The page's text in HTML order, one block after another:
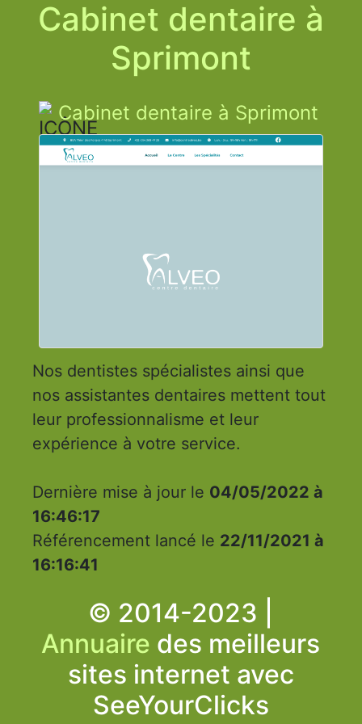
Cabinet dentaire à
Sprimont
Cabinet dentaire à Sprimont
Nos dentistes spécialistes ainsi que
nos assistantes dentaires mettent tout
leur professionnalisme et leur
expérience à votre service.
Dernière mise à jour le 04/05/2022 à
16:46:17
Référencement lancé le 22/11/2021 à
16:16:41
© 2014-2023 |
Annuaire des meilleurs
sites internet avec
SeeYourClicks